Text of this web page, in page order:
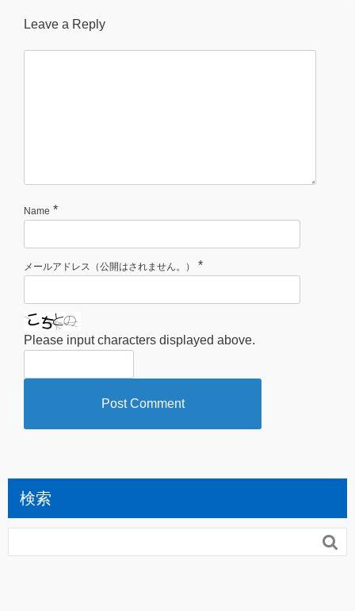
Leave a Reply
Name *
メールアドレス（公開はされません。） *
Please input characters displayed above.
検索
